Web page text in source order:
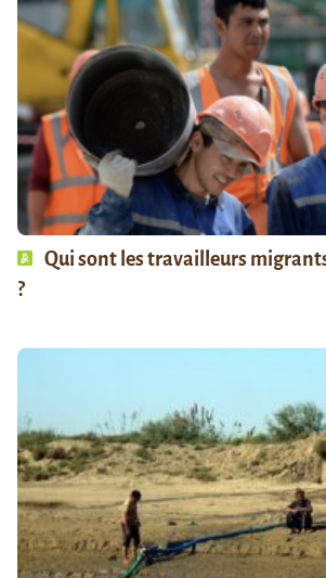
Qui sont les travailleurs
?